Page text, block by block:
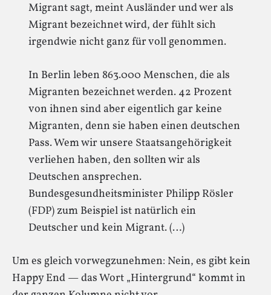
Migrant sagt, meint Ausländer und wer als
Migrant bezeichnet wird, der fühlt sich
irgendwie nicht ganz für voll genommen.
In Berlin leben 863.000 Menschen, die als
Migranten bezeichnet werden. 42 Prozent
von ihnen sind aber eigentlich gar keine
Migranten, denn sie haben einen deutschen
Pass. Wem wir unsere Staatsangehörigkeit
verliehen haben, den sollten wir als
Deutschen ansprechen.
Bundesgesundheitsminister Philipp Rösler
(FDP) zum Beispiel ist natürlich ein
Deutscher und kein Migrant. (…)
Um es gleich vorwegzunehmen: Nein, es gibt kein
Happy End — das Wort „Hintergrund“ kommt in